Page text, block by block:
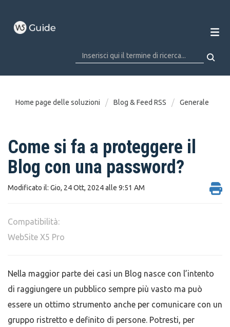
Home page delle soluzioni Blog & Feed RSS Generale
Come si fa a proteggere il
Blog con una password?
Modificato il: Gio, 24 Ott, 2024 alle 9:51 AM
Compatibilità:
WebSite X5 Pro
Nella maggior parte dei casi un Blog nasce con l’intento
di raggiungere un pubblico sempre più vasto ma può
essere un ottimo strumento anche per comunicare con un
gruppo ristretto e definito di persone. Potresti, per